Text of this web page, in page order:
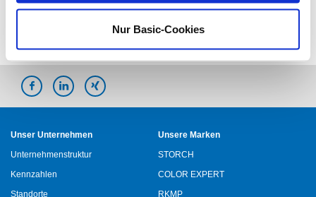
Nur Basic-Cookies
Unser Unternehmen
Unternehmenstruktur
Kennzahlen
Standorte
Unsere Marken
STORCH
COLOR EXPERT
RKMP